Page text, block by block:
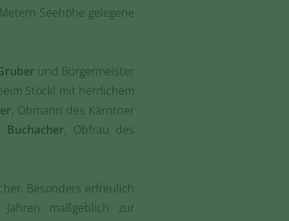
Seehöhe gelegene
und Bürgermeister
Stöckl mit herrlichem
, Obmann des Kärntner
Buchacher, Obfrau des
Besonders erfreulich
maßgeblich zur